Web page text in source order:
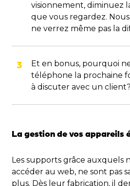
visionnement, diminuez
que vous regardez.
ne verrez même pas la
Et en bonus, pourquoi
téléphone la prochaine
à discuter avec un client?
La gestion de vos appareils
Les supports grâce auxquels
accéder au web, ne sont pas
plus. Dès leur fabrication, il